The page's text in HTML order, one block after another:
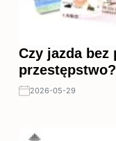
Czy jazda bez
2026-05-29